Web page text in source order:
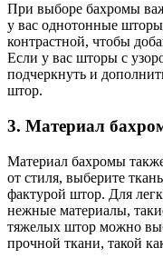
При выборе бахромы
у вас однотонные
контрастной, чтобы
Если у вас шторы с
подчеркнуть и
штор.
3. Материал
Материал бахромы
от стиля, выберите
фактурой штор. Для
нежные материалы,
тяжелых штор можно
прочной ткани, такой